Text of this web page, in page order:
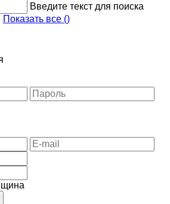
Введите текст для поиска
Показать все ()